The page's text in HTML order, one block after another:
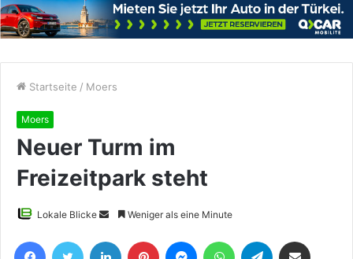
Startseite / Moers
Moers
Neuer Turm im
Freizeitpark steht
Lokale Blicke
Sende
eine
Weniger als eine Minute
FacebookTwitter LinkedIn Pinterest MessengerWhatsAppTelegram